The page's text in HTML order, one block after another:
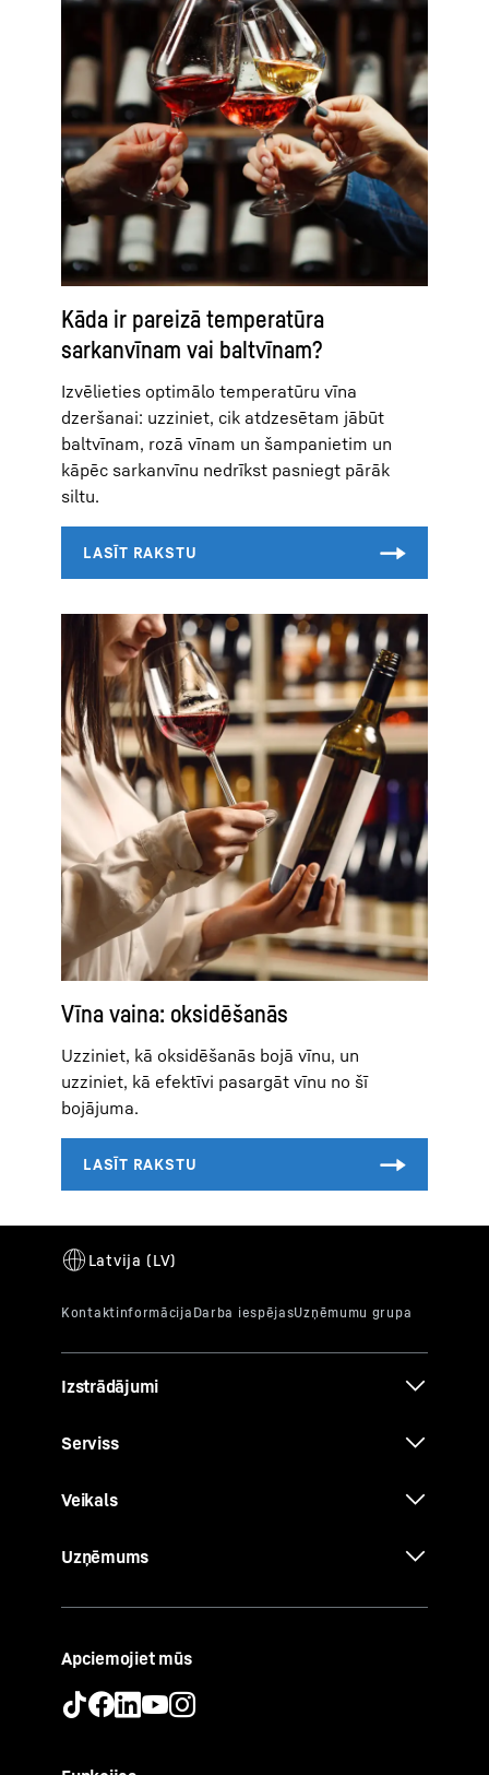
Kāda ir pareizā temperatūra
sarkanvīnam vai baltvīnam?
Izvēlieties optimālo temperatūru vīna
dzeršanai: uzziniet, cik atdzesētam jābūt
baltvīnam, rozā vīnam un šampanietim un
kāpēc sarkanvīnu nedrīkst pasniegt pārāk
siltu.
Vīna vaina: oksidēšanās
Uzziniet, kā oksidēšanās bojā vīnu, un
uzziniet, kā efektīvi pasargāt vīnu no šī
bojājuma.
Izstrādājumi
Serviss
Veikals
Uzņēmums
Apciemojiet mūs